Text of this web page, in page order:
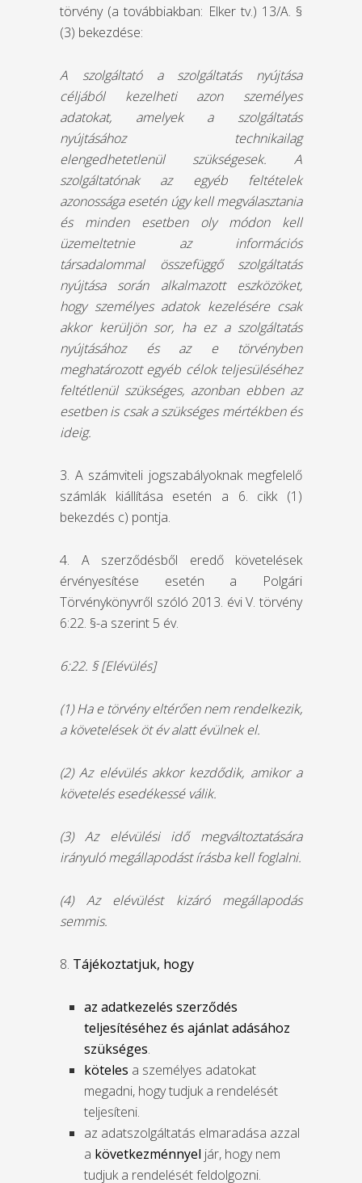
törvény (a továbbiakban: Elker tv.) 13/A. §
(3) bekezdése:
A szolgáltató a szolgáltatás nyújtása
céljából kezelheti azon személyes
adatokat, amelyek a szolgáltatás
nyújtásához technikailag
elengedhetetlenül szükségesek. A
szolgáltatónak az egyéb feltételek
azonossága esetén úgy kell megválasztania
és minden esetben oly módon kell
üzemeltetnie az információs
társadalommal összefüggő szolgáltatás
nyújtása során alkalmazott eszközöket,
hogy személyes adatok kezelésére csak
akkor kerüljön sor, ha ez a szolgáltatás
nyújtásához és az e törvényben
meghatározott egyéb célok teljesüléséhez
feltétlenül szükséges, azonban ebben az
esetben is csak a szükséges mértékben és
ideig.
3. A számviteli jogszabályoknak megfelelő
számlák kiállítása esetén a 6. cikk (1)
bekezdés c) pontja.
4. A szerződésből eredő követelések
érvényesítése esetén a Polgári
Törvénykönyvről szóló 2013. évi V. törvény
6:22. §-a szerint 5 év.
6:22. § [Elévülés]
(1) Ha e törvény eltérően nem rendelkezik,
a követelések öt év alatt évülnek el.
(2) Az elévülés akkor kezdődik, amikor a
követelés esedékessé válik.
(3) Az elévülési idő megváltoztatására
irányuló megállapodást írásba kell foglalni.
(4) Az elévülést kizáró megállapodás
semmis.
8. Tájékoztatjuk, hogy
az adatkezelés szerződés
teljesítéséhez és ajánlat adásához
szükséges.
köteles a személyes adatokat
megadni, hogy tudjuk a rendelését
teljesíteni.
az adatszolgáltatás elmaradása azzal
a következménnyel jár, hogy nem
tudjuk a rendelését feldolgozni.